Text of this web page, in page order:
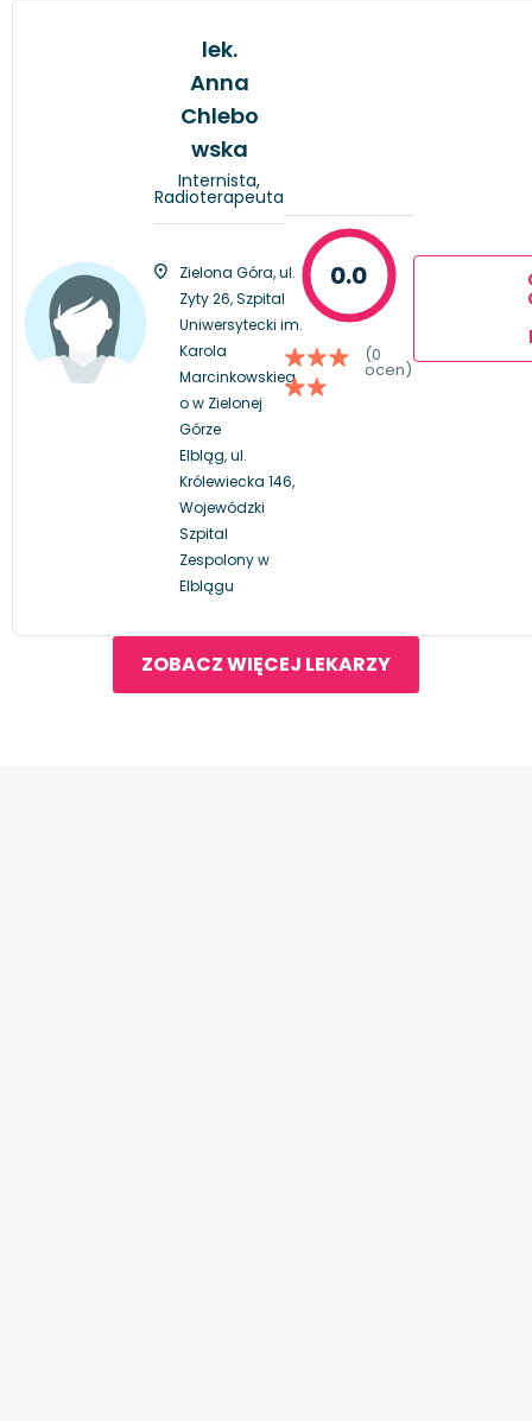
lek.
Anna
Chlebo
wska
Internista,
Radioterapeuta
Zielona Góra, ul.
Zyty 26, Szpital
Uniwersytecki im.
Karola
Marcinkowskieg
o w Zielonej
Górze
Elbląg, ul.
Królewiecka 146,
Wojewódzki
Szpital
Zespolony w
Elblągu
0.0
(0
ocen)
ZOBACZ WIĘCEJ LEKARZY